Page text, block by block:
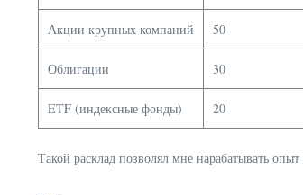
Акции крупных компаний 50
Облигации 30
ETF (индексные фонды) 20
Такой расклад позволял мне нарабатывать